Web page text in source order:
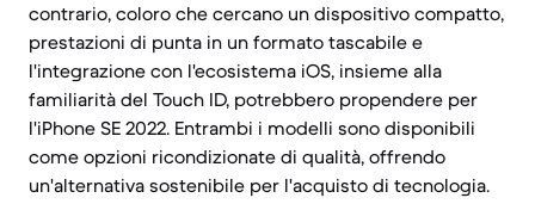
contrario, coloro che cercano un dispositivo compatto,
prestazioni di punta in un formato tascabile e
l'integrazione con l'ecosistema iOS, insieme alla
familiarità del Touch ID, potrebbero propendere per
l'iPhone SE 2022. Entrambi i modelli sono disponibili
come opzioni ricondizionate di qualità, offrendo
un'alternativa sostenibile per l'acquisto di tecnologia.